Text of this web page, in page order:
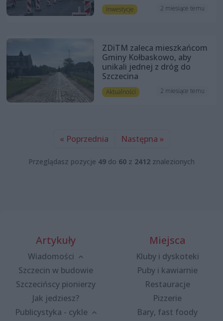
Inwestycje 2 miesiące temu
ZDiTM zaleca mieszkańcom
Gminy Kołbaskowo, aby
unikali jednej z dróg do
Szczecina
Aktualności 2 miesiące temu
« Poprzednia Następna »
Przeglądasz pozycje 49 do 60 z 2412 znalezionych
Artykuły
Wiadomości
Szczecin w budowie
Szczecińscy pionierzy
Jak jedziesz?
Publicystyka - cykle
Miejsca
Kluby i dyskoteki
Puby i kawiarnie
Restauracje
Pizzerie
Bary, fast foody